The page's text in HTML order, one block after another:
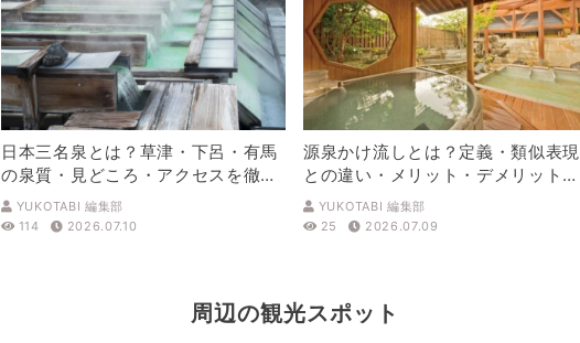
日本三名泉とは？草津・下呂・有馬
の泉質・見どころ・アクセスを徹底
解説
YUKOTABI 編集部
114
2026.07.10
源泉かけ流しとは？定義・類似表現
との違い・メリット・デメリットを
解説
YUKOTABI 編集部
25
2026.07.09
周辺の観光スポット